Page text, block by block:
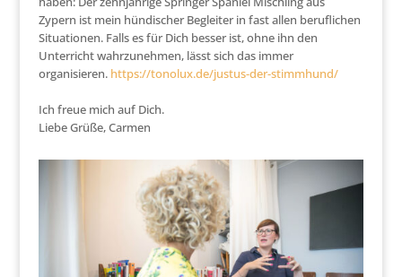
Zypern ist mein hündischer Begleiter in fast allen beruflichen
Situationen. Falls es für Dich besser ist, ohne ihn den
Unterricht wahrzunehmen, lässt sich das immer
organisieren. https://tonolux.de/justus-der-stimmhund/
Ich freue mich auf Dich.
Liebe Grüße, Carmen